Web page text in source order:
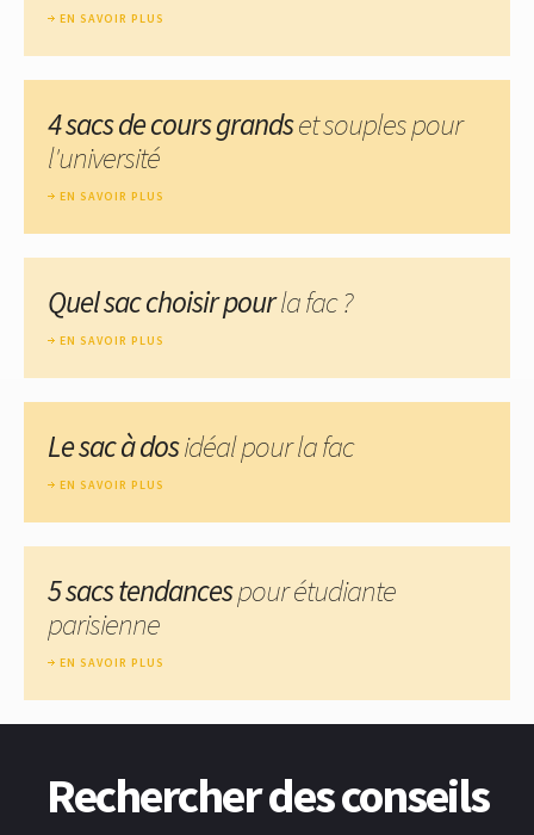
EN SAVOIR PLUS
4 sacs de cours grandset souples pour
l'université
EN SAVOIR PLUS
Quel sac choisir pourla fac ?
EN SAVOIR PLUS
Le sac à dosidéal pour la fac
EN SAVOIR PLUS
5 sacs tendancespour étudiante
parisienne
EN SAVOIR PLUS
Rechercher des conseils